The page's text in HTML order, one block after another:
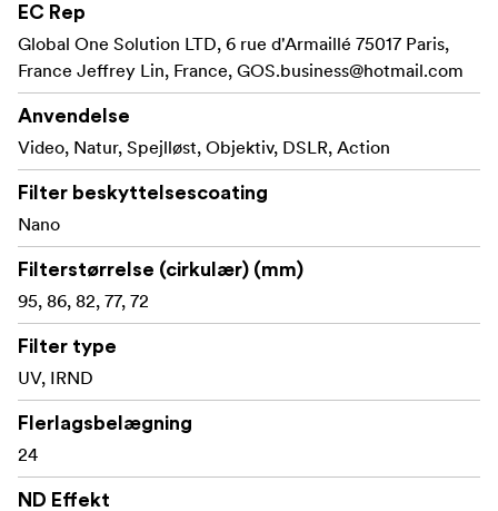
filteret godt på plads i kritiske
Ultra-slank aluminiumsramme - Forhindrer vignettering,
selv med vidvinkelobjektiver.
Low-Reflective and Waterproof Nano-Coating
Afviser vand, støv, olie og reducerer ghostingfor bedre
holdbarhed.
Kompatibel på tværs af flere linsestørrelser
JetMag Pro 82 - Fungerer på objektiver med 62-82
mm filtergevind, sammen med JetMag Pro 82
adapterringe.
mm filtergevind sammen med
EC Rep
Global One Solution LTD, 6 rue d'Armaillé 75017 Paris,
France Jeffrey Lin, France, GOS.business@hotmail.com
Anvendelse
Video, Natur, Spejlløst, Objektiv, DSLR, Action
Filter beskyttelsescoating
Nano
Filterstørrelse (cirkulær) (mm)
95, 86, 82, 77, 72
Filter type
UV, IRND
Flerlagsbelægning
24
ND Effekt